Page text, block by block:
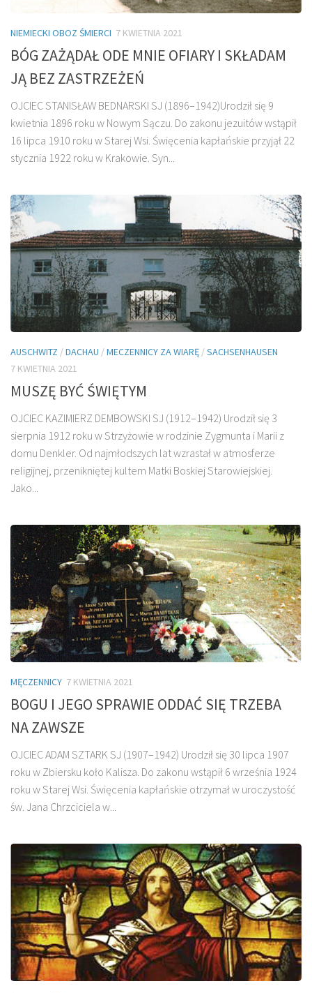
NIEMIECKI OBOZ ŚMIERCI 7 KWIETNIA 2021
BÓG ZAŻĄDAŁ ODE MNIE OFIARY I SKŁADAM
JĄ BEZ ZASTRZEŻEŃ
OJCIEC STANISŁAW BEDNARSKI SJ (1896–1942)Urodził się 9
kwietnia 1896 roku w Nowym Sączu. Do zakonu jezuitów wstąpił
16 lipca 1910 roku w Starej Wsi. Święcenia kapłańskie przyjął 22
stycznia 1922 roku w Krakowie. Syn...
AUSCHWITZ /DACHAU /MECZENNICY ZA WIARĘ /SACHSENHAUSEN
7 KWIETNIA 2021
MUSZĘ BYĆ ŚWIĘTYM
OJCIEC KAZIMIERZ DEMBOWSKI SJ (1912–1942) Urodził się 3
sierpnia 1912 roku w Strzyżowie w rodzinie Zygmunta i Marii z
domu Denkler. Od najmłodszych lat wzrastał w atmosferze
religijnej, przenikniętej kultem Matki Boskiej Starowiejskiej.
Jako...
MĘCZENNICY 7 KWIETNIA 2021
BOGU I JEGO SPRAWIE ODDAĆ SIĘ TRZEBA
NA ZAWSZE
OJCIEC ADAM SZTARK SJ (1907–1942) Urodził się 30 lipca 1907
roku w Zbiersku koło Kalisza. Do zakonu wstąpił 6 września 1924
roku w Starej Wsi. Święcenia kapłańskie otrzymał w uroczystość
św. Jana Chrzciciela w...